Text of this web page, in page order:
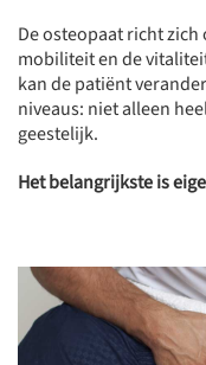
De osteopaat richt
mobiliteit en de
kan de patiënt
niveaus: niet alleen
geestelijk.
Het belangrijkste is